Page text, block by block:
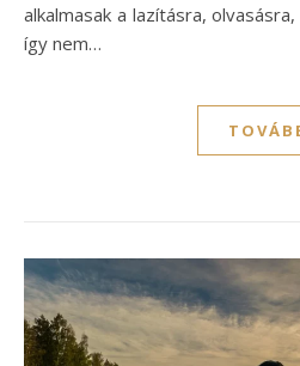
alkalmasak a lazításra,
így nem…